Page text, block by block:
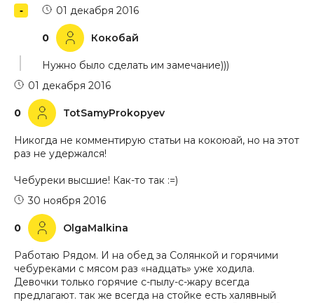
0 Кокобай
01 декабря 2016
Нужно было сделать им замечание)))
0 TotSamyProkopyev
01 декабря 2016
Никогда не комментирую статьи на кокоюай, но на этот
раз не удержался!
Чебуреки высшие! Как-то так :=)
0 OlgaMalkina
30 ноября 2016
Работаю Рядом. И на обед за Солянкой и горячими
чебуреками с мясом раз «надцать» уже ходила.
Девочки только горячие с-пылу-с-жару всегда
предлагают. так же всегда на стойке есть халявный